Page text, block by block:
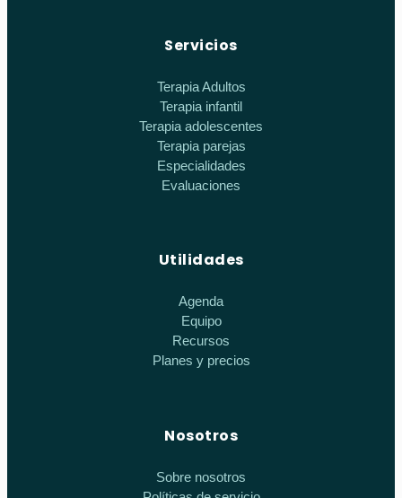
Servicios
Terapia Adultos
Terapia infantil
Terapia adolescentes
Terapia parejas
Especialidades
Evaluaciones
Utilidades
Agenda
Equipo
Recursos
Planes y precios
Nosotros
Sobre nosotros